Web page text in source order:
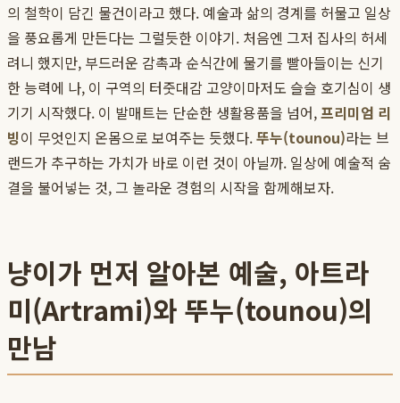
의 철학이 담긴 물건이라고 했다. 예술과 삶의 경계를 허물고 일상
을 풍요롭게 만든다는 그럴듯한 이야기. 처음엔 그저 집사의 허세
려니 했지만, 부드러운 감촉과 순식간에 물기를 빨아들이는 신기
한 능력에 나, 이 구역의 터줏대감 고양이마저도 슬슬 호기심이 생
기기 시작했다. 이 발매트는 단순한 생활용품을 넘어,프리미엄 리
빙이 무엇인지 온몸으로 보여주는 듯했다.뚜누(tounou)라는 브
랜드가 추구하는 가치가 바로 이런 것이 아닐까. 일상에 예술적 숨
결을 불어넣는 것, 그 놀라운 경험의 시작을 함께해보자.
냥이가 먼저 알아본 예술, 아트라
미(Artrami)와 뚜누(tounou)의
만남